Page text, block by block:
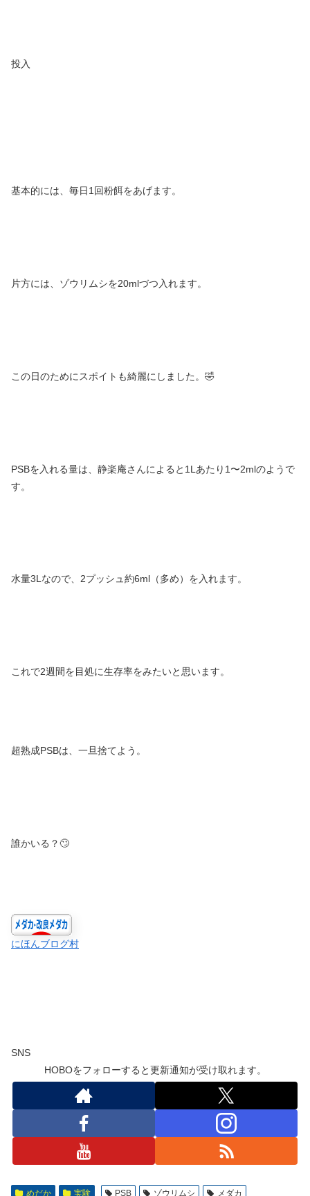
投入
基本的には、毎日1回粉餌をあげます。
片方には、ゾウリムシを20mlづつ入れます。
この日のためにスポイトも綺麗にしました。🤣
PSBを入れる量は、静楽庵さんによると1Lあたり1〜2mlのようで
す。
水量3Lなので、2プッシュ約6ml（多め）を入れます。
これで2週間を目処に生存率をみたいと思います。
超熟成PSBは、一旦捨てよう。
誰かいる？🙄
にほんブログ村
SNS
HOBOをフォローすると更新通知が受け取れます。
めだか 実験 PSB ゾウリムシ メダカ